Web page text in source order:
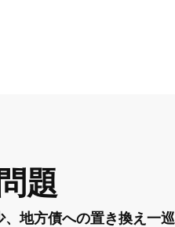
題
地方債への置き換え一巡